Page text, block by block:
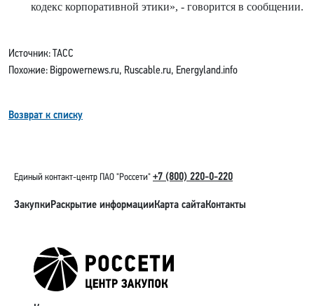
кодекс корпоративной этики», - говорится в сообщении.
Источник: ТАСС
Похожие: Bigpowernews.ru, Ruscable.ru, Energyland.info
Возврат к списку
Единый контакт-центр ПАО "Россети" +7 (800) 220-0-220
ЗакупкиРаскрытие информацииКарта сайтаКонтакты